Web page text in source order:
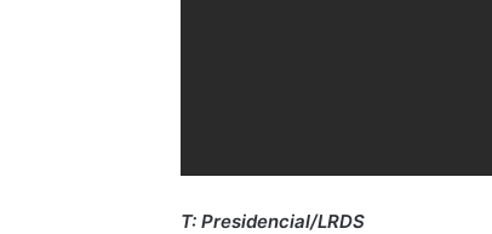
T: Presidencial/LRDS